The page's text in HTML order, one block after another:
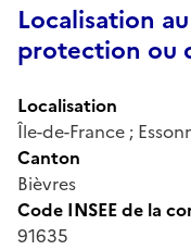
Localisation
protection ou
Localisation
Île-de-France ;
Canton
Bièvres
Code INSEE de la
91635